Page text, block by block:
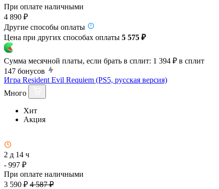
При оплате наличными
4 890 ₽
Другие способы оплаты
Цена при других способах оплаты 5 575 ₽
Сумма месячной платы, если брать в сплит: 1 394 ₽ в сплит
147 бонусов
Игра Resident Evil Requiem (PS5, русская версия)
Много
Хит
Акция
2 д 14 ч
- 997 ₽
При оплате наличными
3 590 ₽ 4 587 ₽